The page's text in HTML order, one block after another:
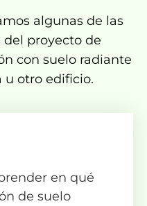
algunas de las
del proyecto de
con suelo radiante
u otro edificio.
en qué
de suelo